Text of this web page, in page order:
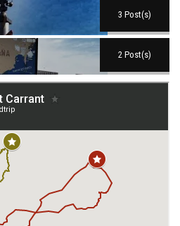
3 Post(s)
2 Post(s)